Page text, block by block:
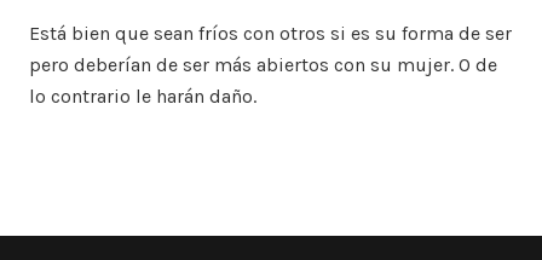
Está bien que sean fríos con otros si es su forma de ser
pero deberían de ser más abiertos con su mujer. O de
lo contrario le harán daño.